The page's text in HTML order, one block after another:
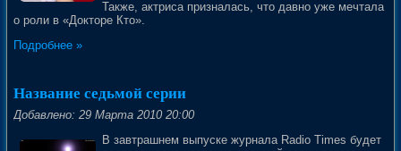
Также, актриса призналась, что давно уже мечтала
о роли в «Докторе Кто».
Подробнее »
Название седьмой серии
Добавлено: 29 Марта 2010 20:00
В завтрашнем выпуске журнала Radio Times будет